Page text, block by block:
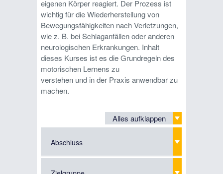
eigenen Körper reagiert. Der Prozess ist
wichtig für die Wiederherstellung von
Bewegungsfähigkeiten nach Verletzungen,
wie z. B. bei Schlaganfällen oder anderen
neurologischen Erkrankungen. Inhalt
dieses Kurses ist es die Grundregeln des
motorischen Lernens zu
verstehen und in der Praxis anwendbar zu
machen.
Alles aufklappen
Abschluss